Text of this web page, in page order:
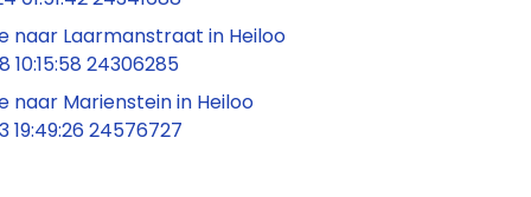
naar Laarmanstraat in Heiloo
10:15:58 24306285
naar Marienstein in Heiloo
19:49:26 24576727